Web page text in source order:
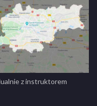
z instruktorem